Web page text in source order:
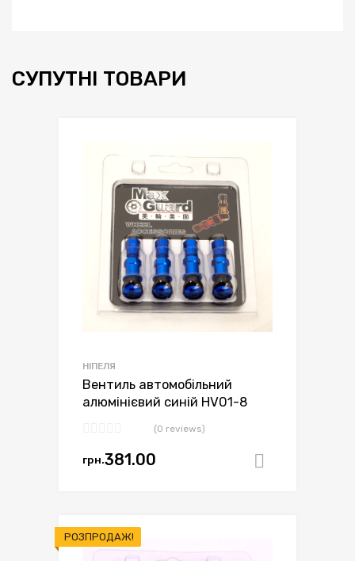
СУПУТНІ ТОВАРИ
НІПЕЛЯ
Вентиль автомобільний
алюмінієвий синій HV01-8
(0 reviews)
грн.381.00
РОЗПРОДАЖ!